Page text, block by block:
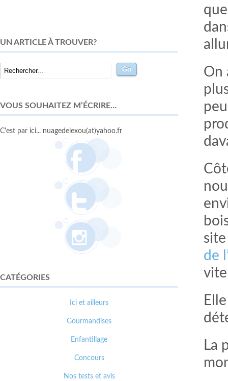
On
de
vite
La
UN ARTICLE À TROUVER?
VOUS SOUHAITEZ M’ÉCRIRE…
C'est par ici... nuagedelexou(at)yahoo.fr
CATÉGORIES
Ici et ailleurs
Gourmandises
Enfantillage
Concours
Nos tests et avis